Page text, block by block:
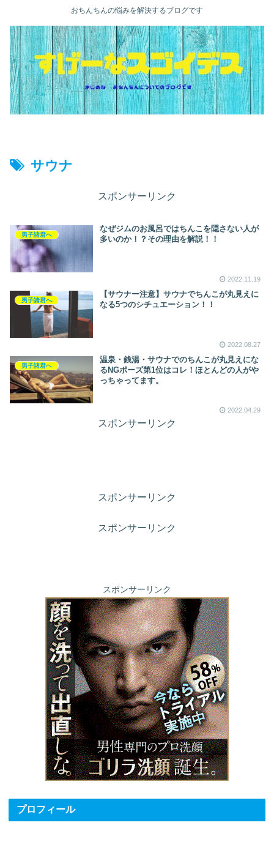
おちんちんの悩みを解決するブログです
サウナ
スポンサーリンク
男子諸君へ
なぜジムのお風呂ではちんこを隠さない人が
多いのか！？その理由を解説！！
2022.11.19
男子諸君へ
【サウナー注意】サウナでちんこが丸見えに
なる5つのシチュエーション！！
2022.08.27
男子諸君へ
温泉・銭湯・サウナでのちんこが丸見えにな
るNGポーズ第1位はコレ！ほとんどの人がや
っちゃってます。
2022.04.29
スポンサーリンク
スポンサーリンク
スポンサーリンク
スポンサーリンク
プロフィール